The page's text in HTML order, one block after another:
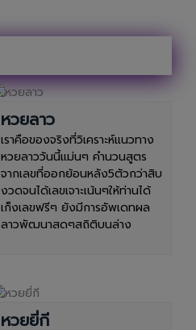
หวยลาว
เราคือของจริงที่วิเคราะห์แนวทาง
หวยลาววันนี้แม่นๆ คำนวนสูตร
จากเลขที่ออกย้อนหลัง5ตัวกว่าสิบ
งวดจนได้เลขเจาะเน้นๆให้ท่านได้
เก็งเลขฟรีๆ ยังมีการอัพเดทผล
ลาวพัฒนาสดๆสถิติบนล่าง
หวยยี่กี